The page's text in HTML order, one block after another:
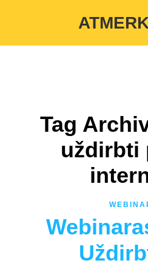
/home/atmerkakis/public_html/wp-
Tag
uždirbti